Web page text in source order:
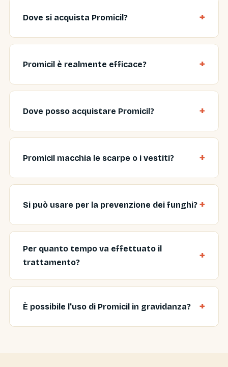
Dove si acquista Promicil?
Promicil è realmente efficace?
Dove posso acquistare Promicil?
Promicil macchia le scarpe o i vestiti?
Si può usare per la prevenzione dei funghi?
Per quanto tempo va effettuato il
trattamento?
È possibile l'uso di Promicil in gravidanza?